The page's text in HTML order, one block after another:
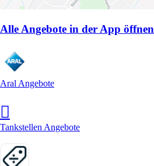
Alle Angebote in der App öffnen
Aral Angebote
Tankstellen Angebote